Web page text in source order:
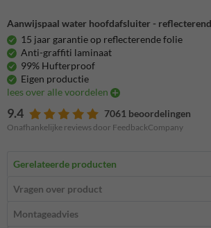
Aanwijspaal water hoofdafsluiter -
15 jaar garantie op reflecterende folie
Anti-graffiti laminaat
99% Hufterproof
Eigen productie
lees over alle voordelen
9.4 7061 beoordelingen
Onafhankelijke reviews door FeedbackCompany
Gerelateerde producten
Vragen over product
Montageadvies